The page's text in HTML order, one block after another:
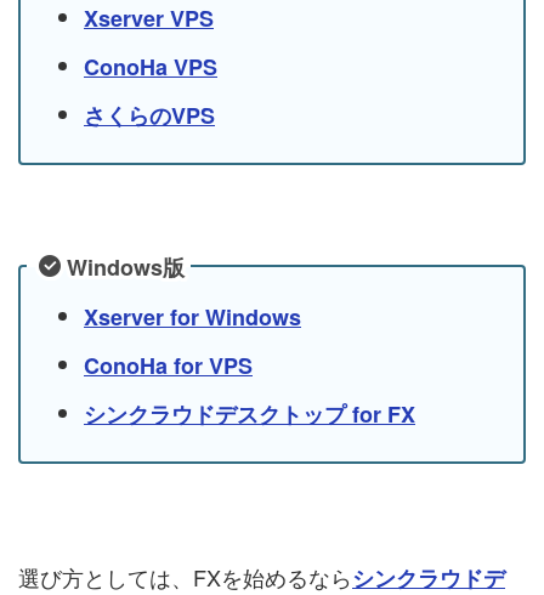
Xserver VPS
ConoHa VPS
さくらのVPS
Windows版
Xserver for Windows
ConoHa for VPS
シンクラウドデスクトップ for FX
選び方としては、FXを始めるならシンクラウドデ